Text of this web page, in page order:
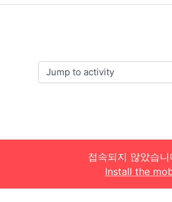
Jump to activity
접속되지 않았습니
Install the